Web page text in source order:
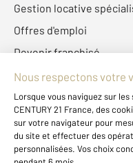
Gestion locative
Offres d'emploi
Devenir franchisé
Century 21 France
Fine Homes & Estates
À propos de CENTURY 21
International